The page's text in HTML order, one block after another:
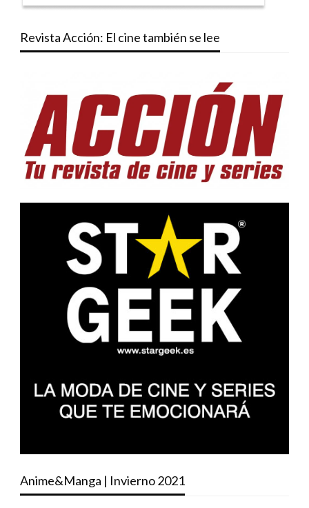
Revista Acción: El cine también se lee
Anime&Manga | Invierno 2021